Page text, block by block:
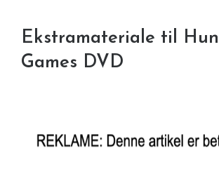
Ekstramateriale til
Games DVD